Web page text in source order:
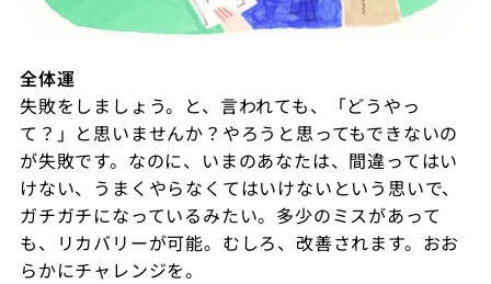
全体運
失敗をしましょう。と、言われても、「どうやっ
て？」と思いませんか？やろうと思ってもできないの
が失敗です。なのに、いまのあなたは、間違ってはい
けない、うまくやらなくてはいけないという思いで、
ガチガチになっているみたい。多少のミスがあって
も、リカバリーが可能。むしろ、改善されます。おお
らかにチャレンジを。